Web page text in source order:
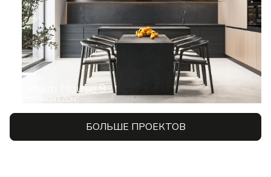
Dream House 9
120м2
БОЛЬШЕ ПРОЕКТОВ